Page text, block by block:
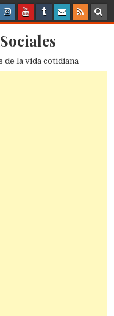
de la vida cotidiana